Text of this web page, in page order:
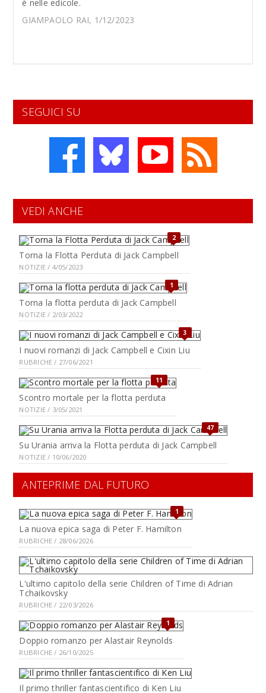
è nelle edicole.
GIAMPAOLO RAI, 1/12/2023
SEGUICI SU
VEDI ANCHE
2
Torna la Flotta Perduta di Jack Campbell
NOTIZIE / 4/05/2023
1
Torna la flotta perduta di Jack Campbell
NOTIZIE / 2/03/2022
3
I nuovi romanzi di Jack Campbell e Cixin Liu
RUBRICHE / 27/06/2021
11
Scontro mortale per la flotta perduta
NOTIZIE / 3/05/2021
47
Su Urania arriva la Flotta perduta di Jack Campbell
NOTIZIE / 10/06/2020
ANTEPRIME DAL FUTURO
1
La nuova epica saga di Peter F. Hamilton
RUBRICHE / 28/06/2026
L'ultimo capitolo della serie Children of Time di Adrian
Tchaikovsky
RUBRICHE / 22/03/2026
1
Doppio romanzo per Alastair Reynolds
RUBRICHE / 26/10/2025
Il primo thriller fantascientifico di Ken Liu